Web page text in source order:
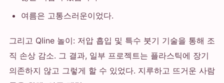
여름은 고통스러운이었다.
그리고 Qline 놀이: 저압 흡입 및 특수 붓기 기술을 통해 조
직 손상 감소. 그 결과, 일부 프로젝트는 플라스틱에 장기
의존하지 않고 그렇게 할 수 있었다. 지루하고 뜨거운 사람